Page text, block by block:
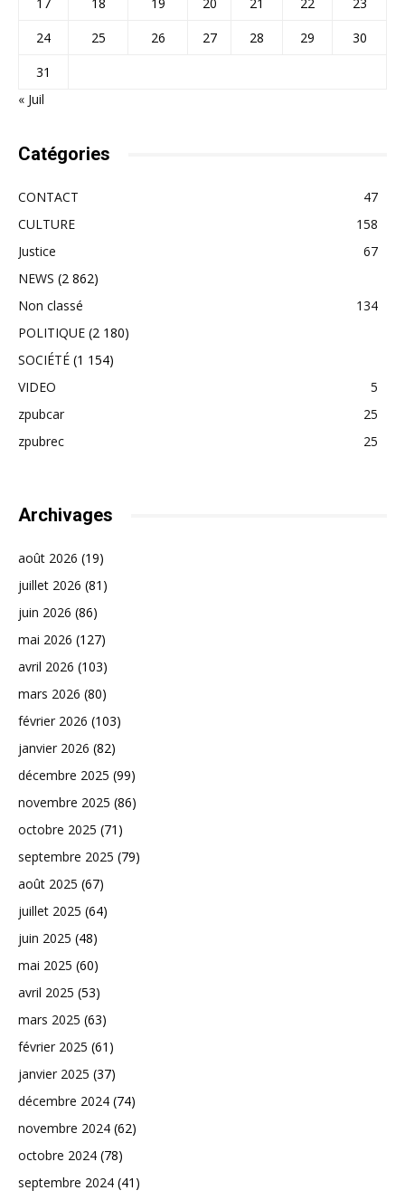
24
25 26 27 28 29
30
31
« Juil
Catégories
CONTACT
47
CULTURE
158
Justice
67
NEWS (2 862)
Non classé
134
POLITIQUE (2 180)
SOCIÉTÉ (1 154)
VIDEO
5
zpubcar
25
zpubrec
25
Archivages
août 2026 (19)
juillet 2026 (81)
juin 2026 (86)
mai 2026 (127)
avril 2026 (103)
mars 2026 (80)
février 2026 (103)
janvier 2026 (82)
décembre 2025 (99)
novembre 2025 (86)
octobre 2025 (71)
septembre 2025 (79)
août 2025 (67)
juillet 2025 (64)
juin 2025 (48)
mai 2025 (60)
avril 2025 (53)
mars 2025 (63)
février 2025 (61)
janvier 2025 (37)
décembre 2024 (74)
novembre 2024 (62)
octobre 2024 (78)
septembre 2024 (41)